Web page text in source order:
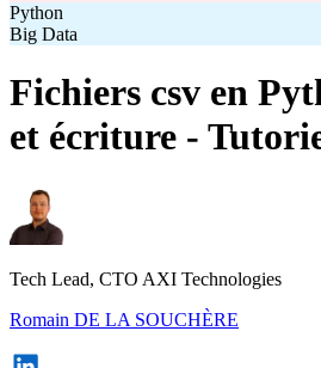
Python
Big Data
Fichiers csv en
et écriture -
Tech Lead, CTO AXI Technologies
Romain DE LA SOUCHÈRE